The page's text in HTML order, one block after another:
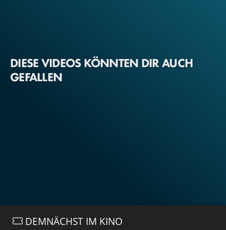
DIESE VIDEOS KÖNNTEN DIR AUCH
GEFALLEN
DEMNÄCHST IM KINO